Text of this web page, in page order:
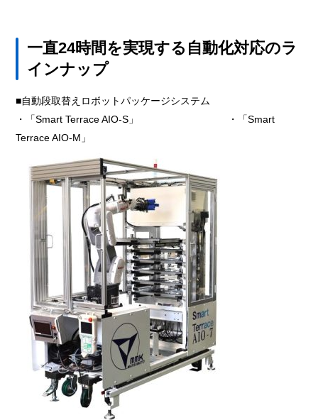
一直24時間を実現する自動化対応のラ
インナップ
■自動段取替えロボットパッケージシステム
・「Smart Terrace AIO-S」 ・「Smart
Terrace AIO-M」